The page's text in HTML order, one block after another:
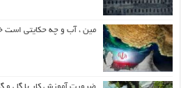
مین ، آب و چه حکایتی است